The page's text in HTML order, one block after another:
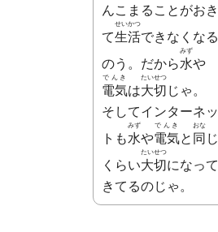
んこまることがおき
て生活
せいかつ
できなくなる
のう。だから水
みず
や
電気
でんき
は大切
たいせつ
じゃ。
そしてインターネッ
トも水
みず
や電気
でんき
と同
おな
じ
くらい大切
たいせつ
になって
きてるのじゃ。